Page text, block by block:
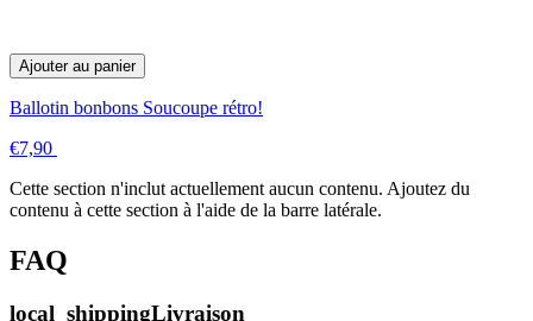
Ajouter au panier
Ballotin bonbons Soucoupe rétro!
€7,90
Cette section n'inclut actuellement aucun contenu. Ajoutez du
contenu à cette section à l'aide de la barre latérale.
FAQ
local_shippingLivraison